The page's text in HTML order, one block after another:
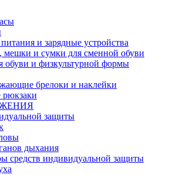
и зарядные устройства
мешки и сумки для сменной обуви
и физкультурной формы
брелоки и наклейки
защиты
дыхания
средств индивидуальной защиты